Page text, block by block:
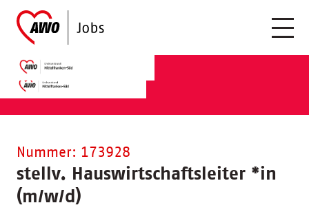
Nummer: 173928
stellv. Hauswirtschaftsleiter *in
(m/w/d)